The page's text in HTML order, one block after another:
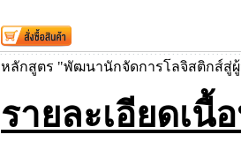
หลักสูตร "พัฒนานักจัดการโลจิสติกส์สู่ผู้
รายละเอียดเนื้